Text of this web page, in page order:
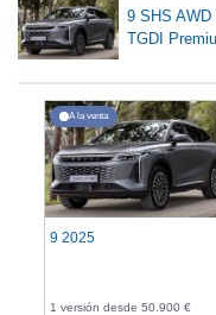
9 SHS AWD
TGDI
A la venta
9 2025
1 versión desde 50.900 €